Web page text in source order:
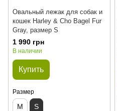
Овальный лежак для собак и
кошек Harley & Cho Bagel Fur
Gray, размер S
1 990 грн
В наличии
Купить
Размер
M S